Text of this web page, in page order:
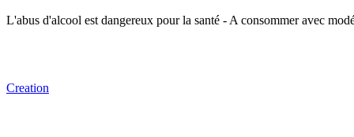
L'abus d'alcool est dangereux pour la santé - A consommer avec
Creation